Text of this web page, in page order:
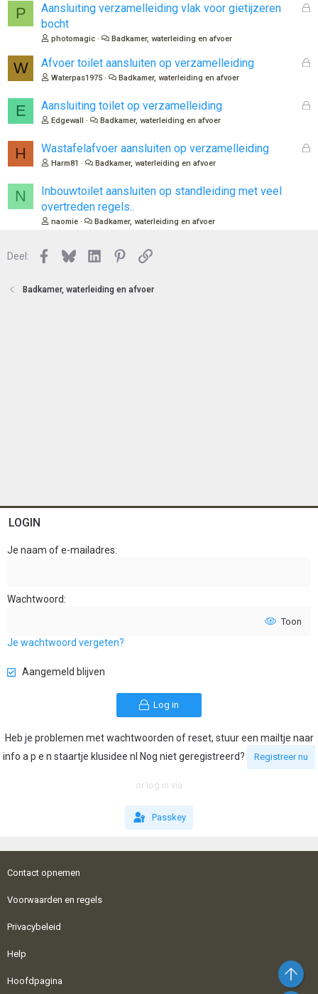
P
G
o
Aansluiting verzamelleiding vlak voor gietijzeren
bocht
photomagic Badkamer, waterleiding en afvoer
W
G
n
Afvoer toilet aansluiten op verzamelleiding
Waterpas1975 Badkamer, waterleiding en afvoer
E
G
Aansluiting toilet op verzamelleiding
Edgewall Badkamer, waterleiding en afvoer
H
G
Wastafelafvoer aansluiten op verzamelleiding
Harm81 Badkamer, waterleiding en afvoer
N
Inbouwtoilet aansluiten op standleiding met veel
overtreden regels..
naomie Badkamer, waterleiding en afvoer
Deel: Facebook
BlueskyLinkedInPinterest
Link
Badkamer, waterleiding en afvoer
LOGIN
Je naam of e-mailadres
Wachtwoord
Toon
Je wachtwoord vergeten?
Aangemeld blijven
Log in
Heb je problemen met wachtwoorden of reset, stuur een mailtje naar
info a p e n staartje klusidee nl Nog niet geregistreerd?
Registreer nu
or log in via
Passkey
Contact opnemen
Voorwaarden en regels
Privacybeleid
Help
Hoofdpagina